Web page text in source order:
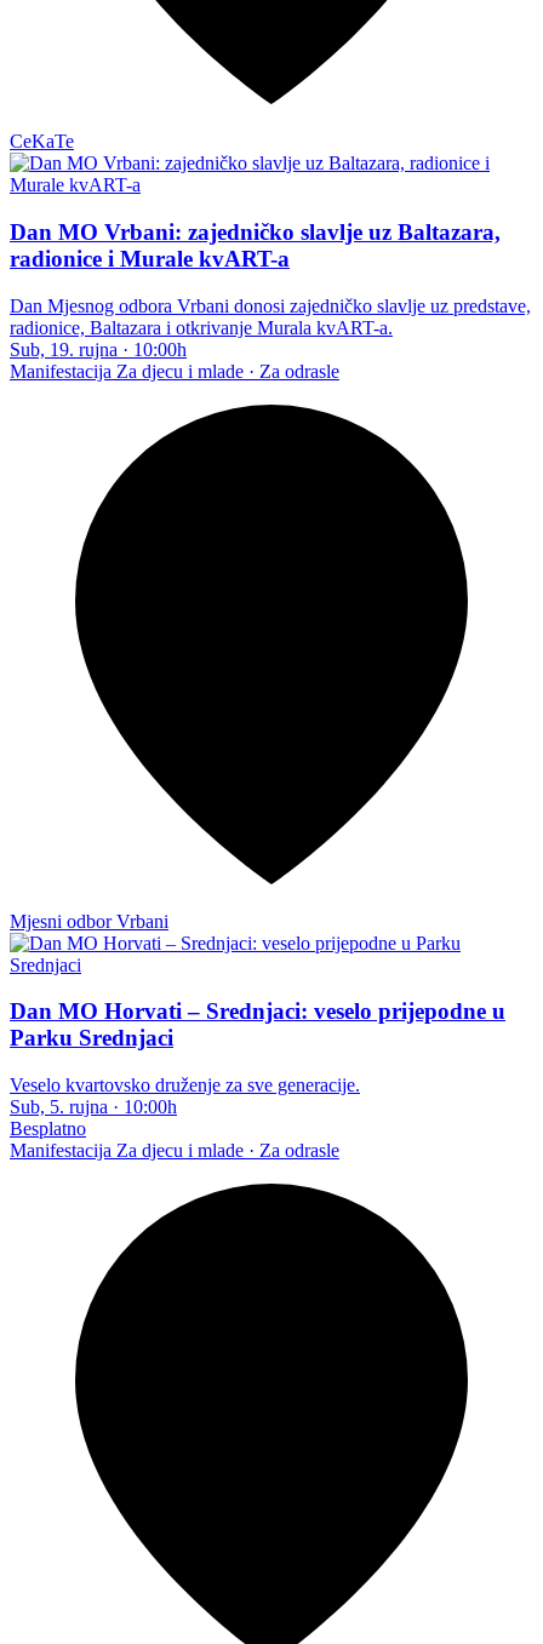
CeKaTe
Dan MO Vrbani: zajedničko slavlje uz Baltazara,
radionice i Murale kvART-a
Dan Mjesnog odbora Vrbani donosi zajedničko slavlje uz predstave,
radionice, Baltazara i otkrivanje Murala kvART-a.
Sub, 19. rujna · 10:00h
Manifestacija Za djecu i mlade · Za odrasle
Mjesni odbor Vrbani
Dan MO Horvati – Srednjaci: veselo prijepodne u
Parku Srednjaci
Veselo kvartovsko druženje za sve generacije.
Sub, 5. rujna · 10:00h
Besplatno
Manifestacija Za djecu i mlade · Za odrasle